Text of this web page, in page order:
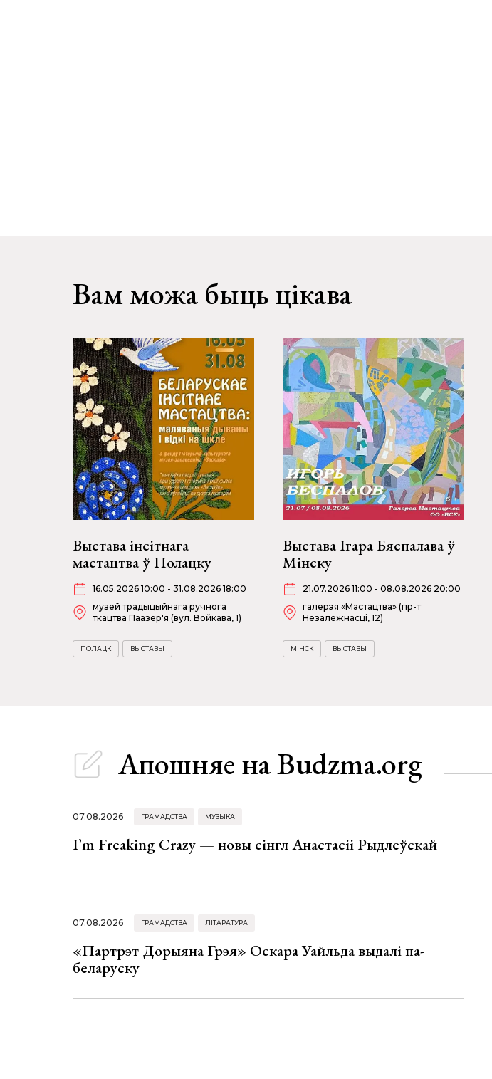
Вам можа быць цікава
Выстава інсітнага
мастацтва ў Полацку
16.05.2026 10:00 - 31.08.2026 18:00
музей традыцыйнага ручнога
ткацтва Паазер'я (вул. Войкава, 1)
ПОЛАЦК ВЫСТАВЫ
Выстава Ігара Бяспалава ў
Мінску
21.07.2026 11:00 - 08.08.2026 20:00
галерэя «Мастацтва» (пр-т
Незалежнасці, 12)
МІНСК ВЫСТАВЫ
Апошняе на Budzma.org
07.08.2026 ГРАМАДСТВА МУЗЫКА
I’m Freaking Crazy — новы сінгл Анастасіі Рыдлеўскай
07.08.2026 ГРАМАДСТВА ЛІТАРАТУРА
«Партрэт Дорыяна Грэя» Оскара Уайльда выдалі па-
беларуску